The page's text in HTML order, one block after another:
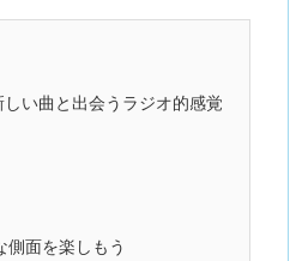
い曲と出会うラジオ的感覚
面を楽しもう